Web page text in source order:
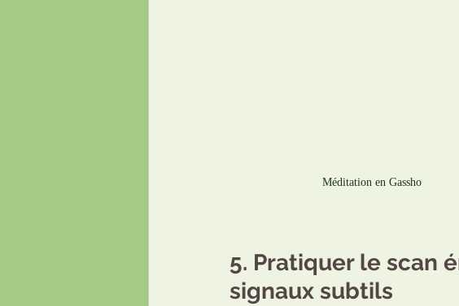
Méditation en Gassho
5. Pratiquer le scan
signaux subtils